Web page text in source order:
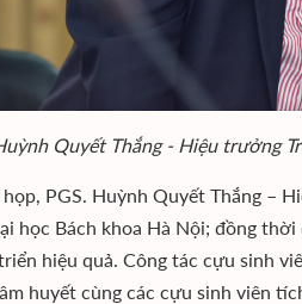
Quyết Thắng - Hiệu trưởng
PGS. Huỳnh Quyết Thắng –
học Bách khoa Hà Nội; đồng
hiệu quả. Công tác cựu sinh
huyết cùng các cựu sinh viên